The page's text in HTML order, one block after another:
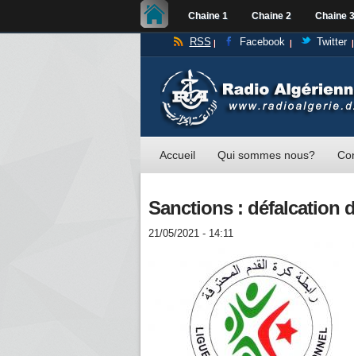
Chaine 1 Chaine 2 Chaine 3
RSS Facebook Twitter
Accueil Qui sommes nous?
Sanctions : défalcation
21/05/2021 - 14:11